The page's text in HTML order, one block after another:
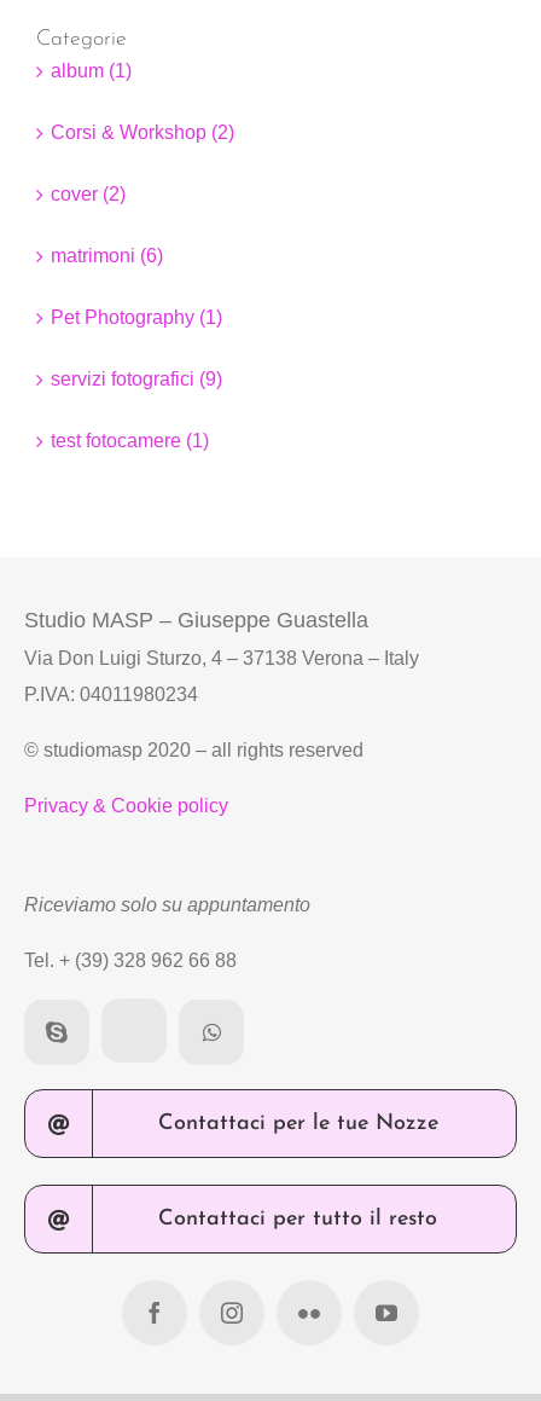
Categorie
album (1)
Corsi & Workshop (2)
cover (2)
matrimoni (6)
Pet Photography (1)
servizi fotografici (9)
test fotocamere (1)
Studio MASP – Giuseppe Guastella
Via Don Luigi Sturzo, 4 – 37138 Verona – Italy
P.IVA: 04011980234
© studiomasp 2020 – all rights reserved
Privacy & Cookie policy
Riceviamo solo su appuntamento
Tel. + (39) 328 962 66 88
Contattaci per le tue Nozze
Contattaci per tutto il resto